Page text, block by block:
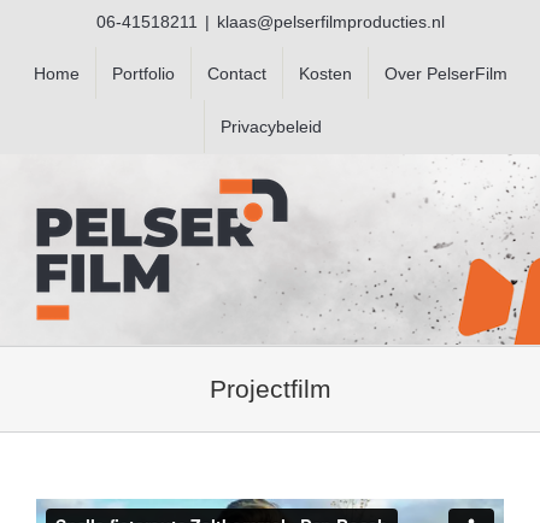
06-41518211 | klaas@pelserfilmproducties.nl
Home Portfolio Contact Kosten Over PelserFilm
Privacybeleid
Projectfilm